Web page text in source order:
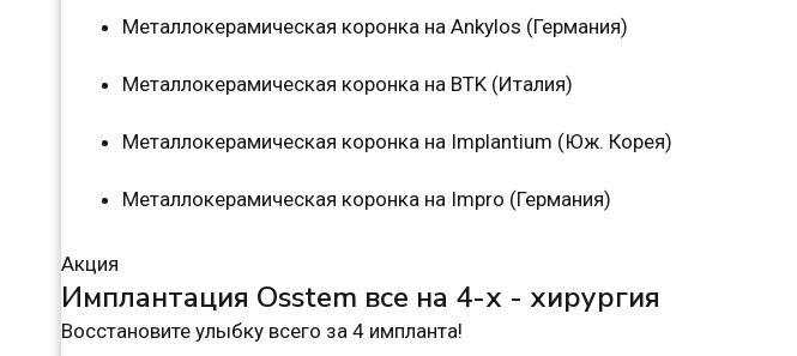
Металлокерамическая коронка на Ankylos (Германия)
Металлокерамическая коронка на BTK (Италия)
Металлокерамическая коронка на Implantium (Юж. Корея)
Металлокерамическая коронка на Impro (Германия)
Акция
Имплантация Osstem все на 4-х - хирургия
Восстановите улыбку всего за 4 импланта!